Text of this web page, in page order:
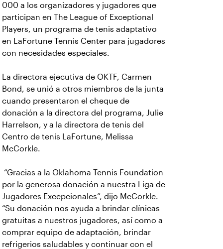
000 a los organizadores y jugadores que
participan en The League of Exceptional
Players, un programa de tenis adaptativo
en LaFortune Tennis Center para jugadores
con necesidades especiales.
La directora ejecutiva de OKTF, Carmen
Bond, se unió a otros miembros de la junta
cuando presentaron el cheque de
donación a la directora del programa, Julie
Harrelson, y a la directora de tenis del
Centro de tenis LaFortune, Melissa
McCorkle.
“Gracias a la Oklahoma Tennis Foundation
por la generosa donación a nuestra Liga de
Jugadores Excepcionales”, dijo McCorkle.
“Su donación nos ayuda a brindar clínicas
gratuitas a nuestros jugadores, así como a
comprar equipo de adaptación, brindar
refrigerios saludables y continuar con el